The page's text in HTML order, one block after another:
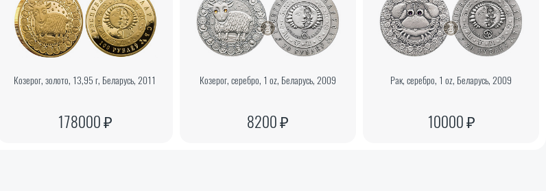
Козерог, золото, 13,95 г, Беларусь, 2011
178000 ₽
Козерог, серебро, 1 oz, Беларусь, 2009
8200 ₽
Рак, серебро, 1 oz, Беларусь, 2009
10000 ₽